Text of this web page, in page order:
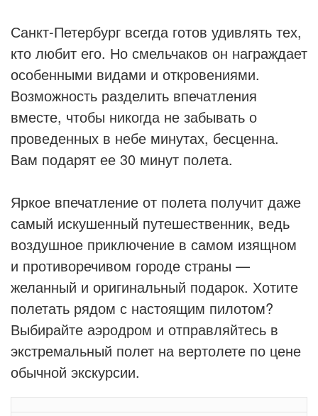
Санкт-Петербург всегда готов удивлять тех,
кто любит его. Но смельчаков он награждает
особенными видами и откровениями.
Возможность разделить впечатления
вместе, чтобы никогда не забывать о
проведенных в небе минутах, бесценна.
Вам подарят ее 30 минут полета.
Яркое впечатление от полета получит даже
самый искушенный путешественник, ведь
воздушное приключение в самом изящном
и противоречивом городе страны —
желанный и оригинальный подарок. Хотите
полетать рядом с настоящим пилотом?
Выбирайте аэродром и отправляйтесь в
экстремальный полет на вертолете по цене
обычной экскурсии.